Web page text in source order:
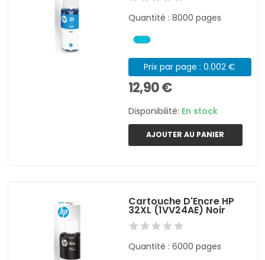
Quantité : 8000 pages
Prix par page : 0.002 €
12,90 €
Disponibilité: En stock
AJOUTER AU PANIER
Cartouche D'Encre HP
32XL (1VV24AE) Noir
Quantité : 6000 pages